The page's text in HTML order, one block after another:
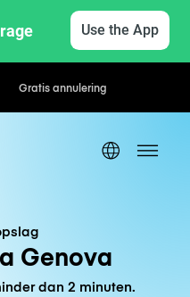
Use the App
Gratis annulering
Genova
dan 2 minuten.